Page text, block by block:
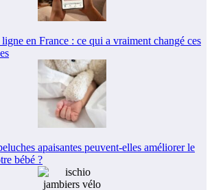
en France : ce qui a vraiment changé ces
apaisantes peuvent-elles améliorer le
bébé ?